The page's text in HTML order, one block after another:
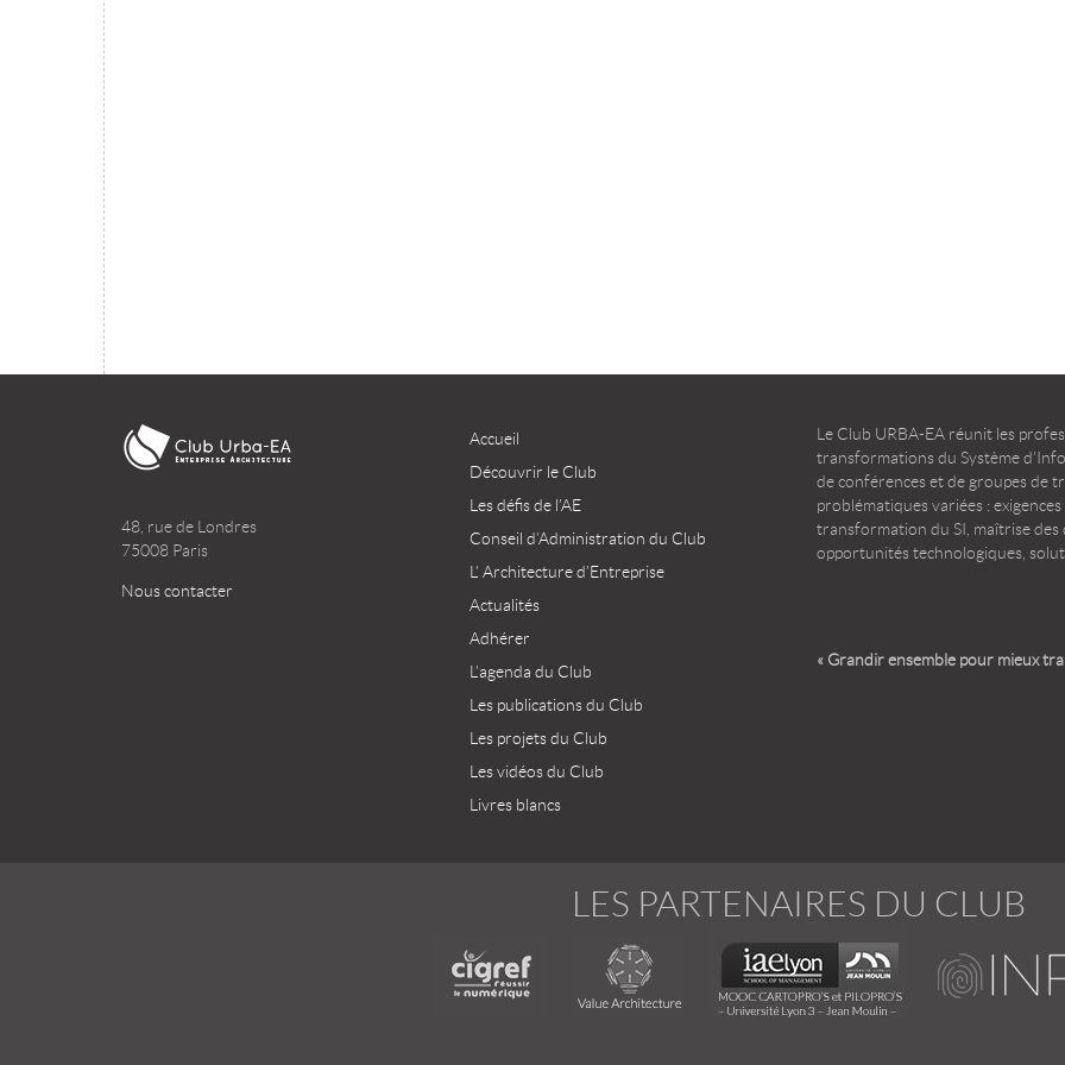
48, rue de Londres
75008 Paris
Nous contacter
Accueil
Découvrir le Club
Les défis de l’AE
Conseil d’Administration du Club
L’ Architecture d’Entreprise
Actualités
Adhérer
L’agenda du Club
Les publications du Club
Les projets du Club
Les vidéos du Club
Livres blancs
Le Club URBA-EA réunit les
transformations du Système
de conférences et de groupes de
problématiques variées :
transformation du SI, maîtrise des
opportunités technologiques,
« Grandir ensemble pour mieux
LES PARTENAIRES DU CLUB